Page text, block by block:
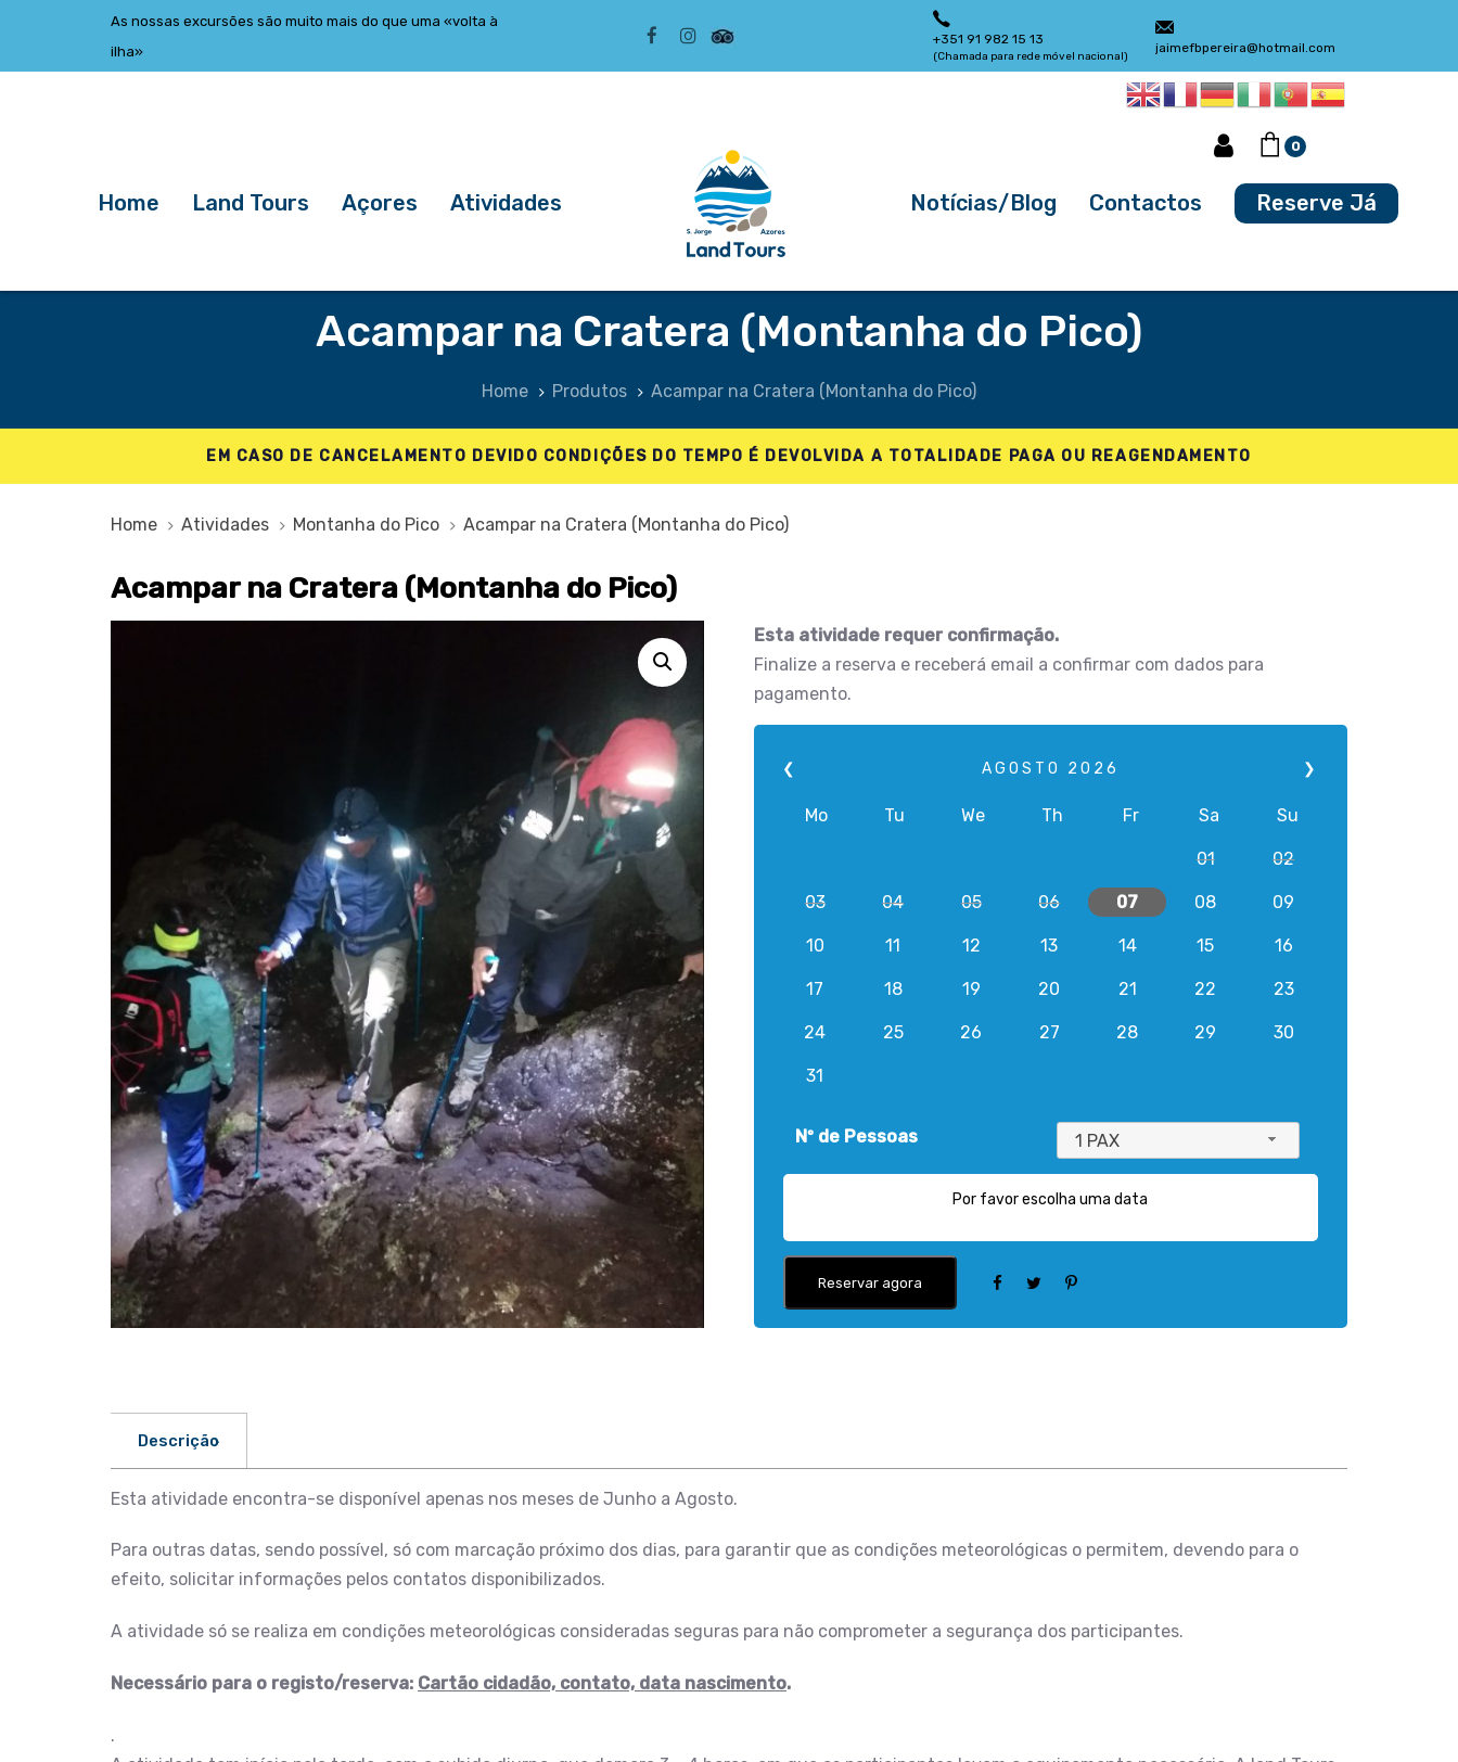
primary
As nossas excursões são muito mais do que uma «volta à
ilha»
+351 91 982 15 13
(Chamada para rede móvel nacional)
jaimefbpereira@hotmail.com
Home Land Tours Açores Atividades Notícias/Blog Contactos Reserve Já
0
Acampar na Cratera (Montanha do Pico)
Home Produtos Acampar na Cratera (Montanha do Pico)
EM CASO DE CANCELAMENTO DEVIDO CONDIÇÕES DO TEMPO É DEVOLVIDA A TOTALIDADE PAGA OU REAGENDAMENTO
Home Atividades Montanha do Pico Acampar na Cratera (Montanha do Pico)
Acampar na Cratera (Montanha do Pico)
Esta atividade requer confirmação.
Finalize a reserva e receberá email a confirmar com dados para
pagamento.
❮ ❯
AGOSTO 2026
Mo Tu We Th Fr Sa Su
01 02
03 04 05 06 07 08 09
10 11 12 13 14 15 16
17 18 19 20 21 22 23
24 25 26 27 28 29 30
31
Nº de Pessoas 1 PAX
Por favor escolha uma data
Reservar agora
Descrição
Esta atividade encontra-se disponível apenas nos meses de Junho a Agosto.
Para outras datas, sendo possível, só com marcação próximo dos dias, para garantir que as condições meteorológicas o permitem, devendo para o
efeito, solicitar informações pelos contatos disponibilizados.
A atividade só se realiza em condições meteorológicas consideradas seguras para não comprometer a segurança dos participantes.
Necessário para o registo/reserva: Cartão cidadão, contato, data nascimento.
.